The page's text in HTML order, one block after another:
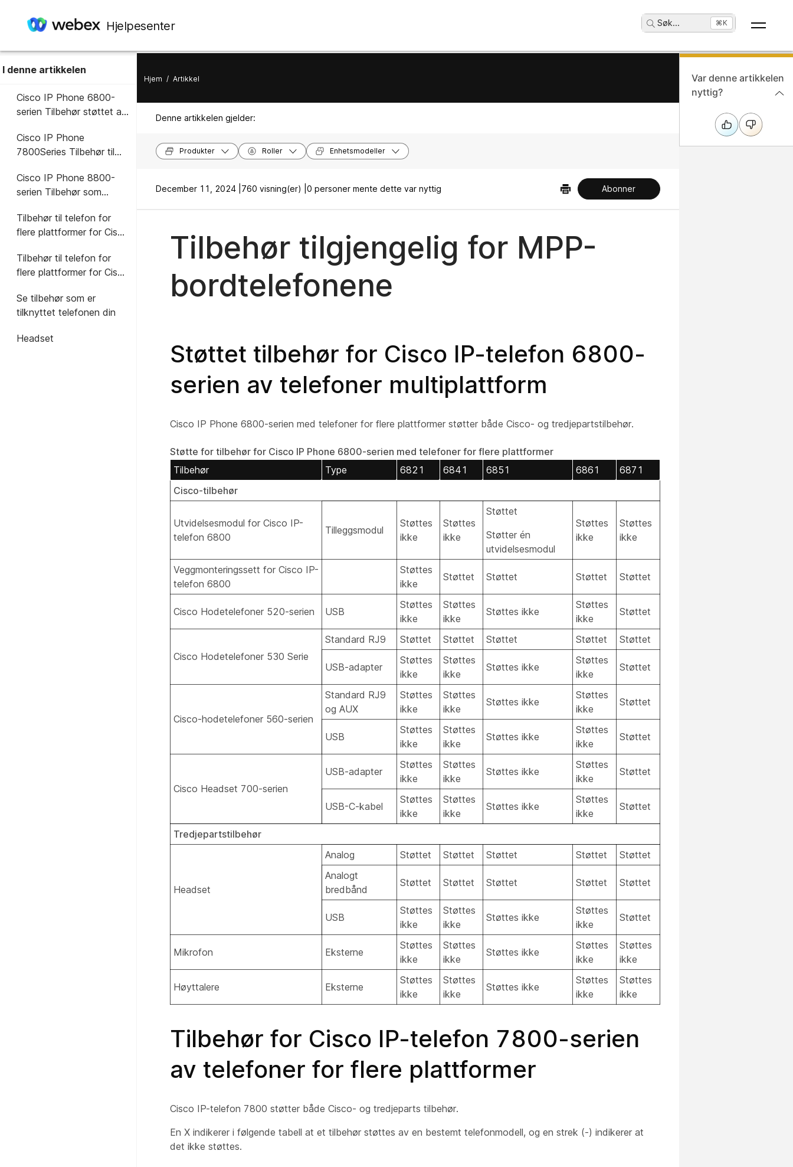
Hjelpesenter Søk... ⌘K
I denne artikkelen
Cisco IP Phone 6800-
serien Tilbehør støttet av
Cisco IP Phone
7800Series Tilbehør til
flere plattformer
Cisco IP Phone 8800-
serien Tilbehør som
plattformer
Tilbehør til telefon for
flere plattformer for Cisco
7832
Tilbehør til telefon for
flere plattformer for Cisco
8832
Se tilbehør som er
tilknyttet telefonen din
Headset
Hjem / Artikkel
Denne artikkelen gjelder:
Produkter Roller Enhetsmodeller
December 11, 2024 | 760 visning(er) | 0 personer mente dette var nyttig Abonner
Tilbehør tilgjengelig for MPP-
bordtelefonene
Støttet tilbehør for Cisco IP-telefon 6800-
serien av telefoner multiplattform
Cisco IP Phone 6800-serien med telefoner for flere plattformer støtter både Cisco- og tredjepartstilbehør.
Støtte for tilbehør for Cisco IP Phone 6800-serien med telefoner for flere plattformer
Tilbehør
Type 6821 6841 6851 6861
6871
Cisco-tilbehør
Utvidelsesmodul for Cisco IP-
telefon 6800
Tilleggsmodul
Støttes
ikke
Støttes
ikke
Støttet
Støtter én
utvidelsesmodul
Støttes
ikke
Støttes
ikke
Veggmonteringssett for Cisco IP-
telefon 6800
Støttes
ikke
Støttet Støttet Støttet Støttet
Cisco Hodetelefoner 520-serien USB
Støttes
ikke
Støttes
ikke
Støttes ikke
Støttes
ikke
Støttet
Cisco Hodetelefoner 530 Serie
Standard RJ9 Støttet Støttet Støttet Støttet Støttet
USB-adapter
Støttes
ikke
Støttes
ikke
Støttes ikke
Støttes
ikke
Støttet
Cisco-hodetelefoner 560-serien
Standard RJ9
og AUX
Støttes
ikke
Støttes
ikke
Støttes ikke
Støttes
ikke
Støttet
USB
Støttes
ikke
Støttes
ikke
Støttes ikke
Støttes
ikke
Støttet
Cisco Headset 700-serien
USB-adapter
Støttes
ikke
Støttes
ikke
Støttes ikke
Støttes
ikke
Støttet
USB-C-kabel
Støttes
ikke
Støttes
ikke
Støttes ikke
Støttes
ikke
Støttet
Tredjepartstilbehør
Headset
Analog Støttet Støttet Støttet Støttet
Støttet
Analogt
bredbånd
Støttet Støttet Støttet Støttet Støttet
USB
Støttes
ikke
Støttes
ikke
Støttes ikke
Støttes
ikke
Støttet
Mikrofon Eksterne
Støttes
ikke
Støttes
ikke
Støttes ikke
Støttes
ikke
Støttes
ikke
Høyttalere Eksterne
Støttes
ikke
Støttes
ikke
Støttes ikke
Støttes
ikke
Støttes
ikke
Tilbehør for Cisco IP-telefon 7800-serien
av telefoner for flere plattformer
Cisco IP-telefon 7800 støtter både Cisco- og tredjeparts tilbehør.
En X indikerer i følgende tabell at et tilbehør støttes av en bestemt telefonmodell, og en strek (-) indikerer at
det ikke støttes.
Var denne artikkelen
nyttig?